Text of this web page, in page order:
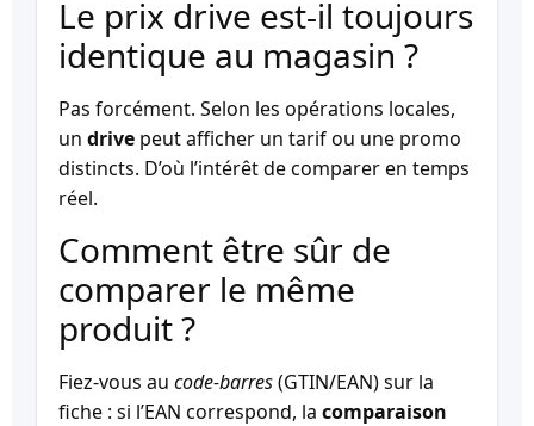
Le prix drive est-il toujours
identique au magasin ?
Pas forcément. Selon les opérations locales,
un drive peut afficher un tarif ou une promo
distincts. D’où l’intérêt de comparer en temps
réel.
Comment être sûr de
comparer le même
produit ?
Fiez-vous au code-barres(GTIN/EAN) sur la
fiche : si l’EAN correspond, la comparaison